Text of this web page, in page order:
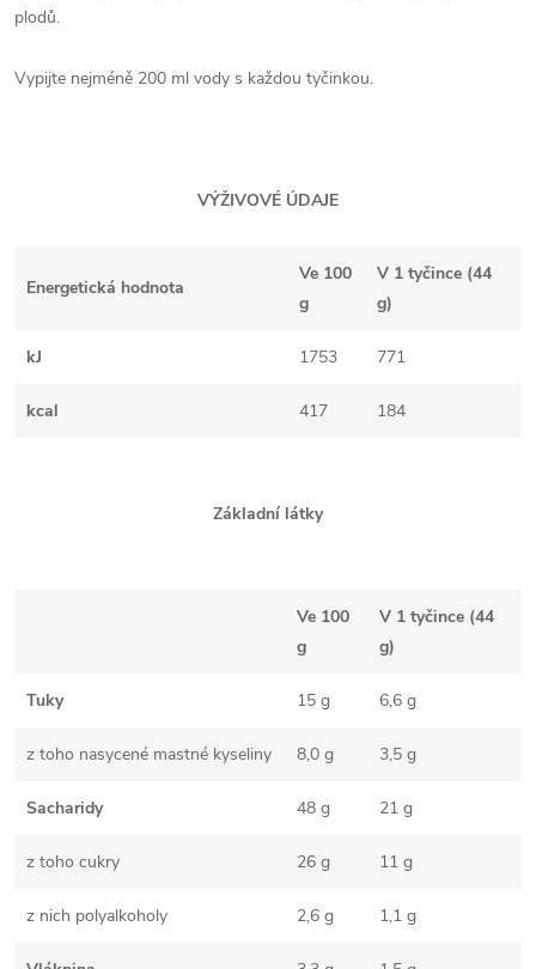
plodů.
Vypijte nejméně 200 ml vody s každou tyčinkou.
VÝŽIVOVÉ ÚDAJE
Energetická hodnota
Ve 100
g
V 1 tyčince (44
g)
kJ 1753 771
kcal 417 184
Základní látky
Ve 100
g
V 1 tyčince (44
g)
Tuky 15 g 6,6 g
z toho nasycené mastné kyseliny 8,0 g 3,5 g
Sacharidy 48 g 21 g
z toho cukry 26 g 11 g
z nich polyalkoholy 2,6 g 1,1 g